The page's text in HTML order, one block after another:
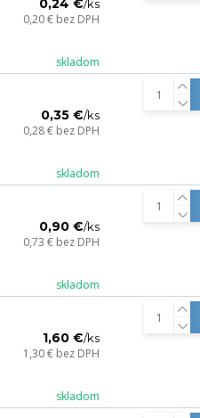
0,24 €/ks
0,20 € bez DPH
skladom
0,35 €/ks
0,28 € bez DPH
skladom
0,90 €/ks
0,73 € bez DPH
skladom
1,60 €/ks
1,30 € bez DPH
skladom